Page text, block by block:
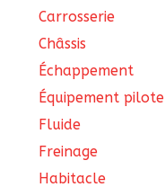
Carrosserie
Châssis
Échappement
Équipement pilote
Fluide
Freinage
Habitacle